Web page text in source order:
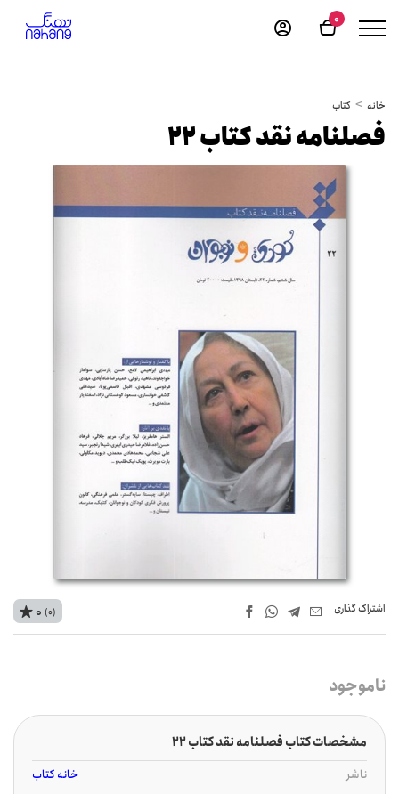
0
خانه کتاب
فصلنامه نقد کتاب 22
اشتراک‌ گذاری 0 (0)
ناموجود
مشخصات کتاب فصلنامه نقد کتاب 22
ناشر
خانه کتاب